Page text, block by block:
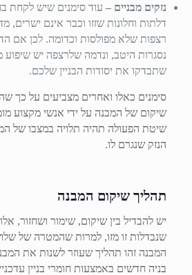
נזקים מבניים –עוד סימנים שיש לקחת
דלתות וחלונות שזזו וכבר אינם ישרים,
רצפות שלא מפולסות וכדומה. לכן אם
נסגרות היטב, ונדמה שלרצפה יש שיפוע
שתבדקו את יסודות הבניין שלכם.
סימנים כאלו ואחרים מצביעים על כך
שיקום של המבנה על ידי אנשי מקצוע
שיטת הפעולה תהיה תלויה במצבו של
הנזק שנגרם לו.
תהליך שיקום המבנה
יש להבדיל בין שיקום, שימור ושחזור,
שנבדלות זו מזו, למרות שהמטרה של
המבנה זהו תהליך שעוזר לשנות את
בניה חדשים באמצעות חומרי בניין